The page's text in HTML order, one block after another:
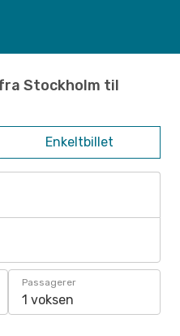
Stockholm til
Enkeltbillet
Passagerer
1 voksen